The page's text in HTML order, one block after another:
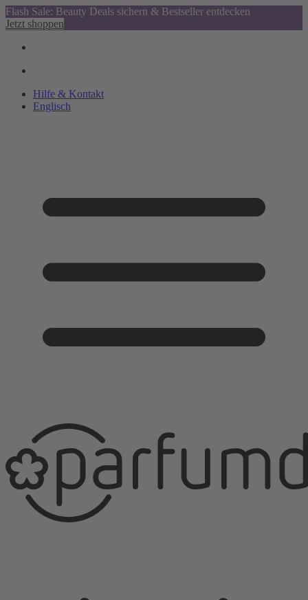
Flash Sale: Beauty Deals sichern & Bestseller entdecken
Jetzt shoppen
Hilfe & Kontakt
Englisch